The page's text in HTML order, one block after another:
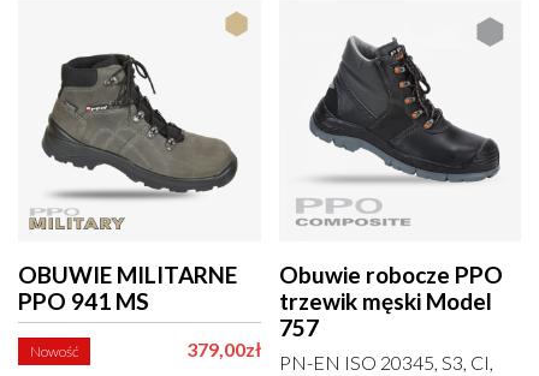
OBUWIE MILITARNE
PPO 941 MS
Nowość 379,00zł
Obuwie robocze PPO
trzewik męski Model
757
PN-EN ISO 20345, S3, CI,